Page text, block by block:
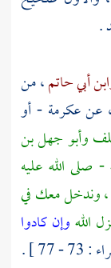
.
أبي حاتم، من
عنعكرمة- أو
وأبو جهل بن
صلى الله عليه
، وندخل معك في
اللهوإن كادوا
- 77 ] .